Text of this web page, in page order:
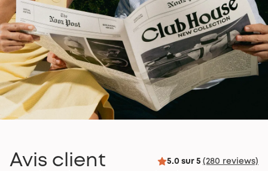
Avis client 5.0 sur 5 (280 reviews)